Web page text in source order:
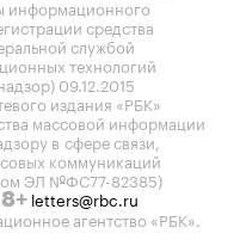
информационного
средства
службой
технологий
09.12.2015
издания «РБК»
массовой информации
в сфере связи,
коммуникаций
ЭЛ №ФС77-82385)
letters@rbc.ru
агентство «РБК».